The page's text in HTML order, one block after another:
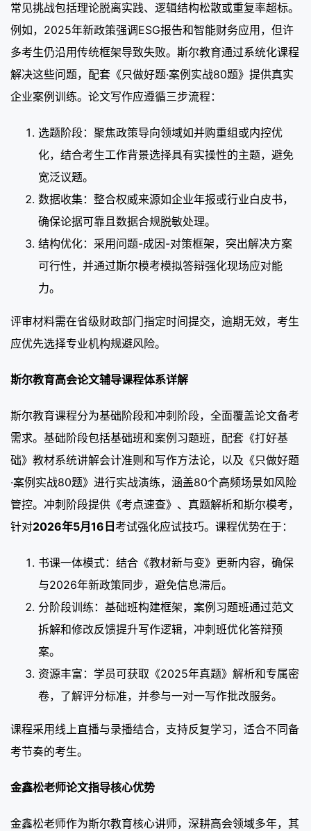
常见挑战包括理论脱离实践、逻辑结构松散或重复率超标。
例如，2025年新政策强调ESG报告和智能财务应用，但许
多考生仍沿用传统框架导致失败。斯尔教育通过系统化课程
解决这些问题，配套《只做好题·案例实战80题》提供真实
企业案例训练。论文写作应遵循三步流程：
选题阶段：聚焦政策导向领域如并购重组或内控优
化，结合考生工作背景选择具有实操性的主题，避免
宽泛议题。
数据收集：整合权威来源如企业年报或行业白皮书，
确保论据可靠且数据合规脱敏处理。
结构优化：采用问题-成因-对策框架，突出解决方案
可行性，并通过斯尔模考模拟答辩强化现场应对能
力。
评审材料需在省级财政部门指定时间提交，逾期无效，考生
应优先选择专业机构规避风险。
斯尔教育高会论文辅导课程体系详解
斯尔教育课程分为基础阶段和冲刺阶段，全面覆盖论文备考
需求。基础阶段包括基础班和案例习题班，配套《打好基
础》教材系统讲解会计准则和写作方法论，以及《只做好题
·案例实战80题》进行实战演练，涵盖80个高频场景如风险
管控。冲刺阶段提供《考点速查》、真题解析和斯尔模考，
针对2026年5月16日 考试强化应试技巧。课程优势在于：
书课一体模式：结合《教材新与变》更新内容，确保
与2026年新政策同步，避免信息滞后。
分阶段训练：基础班构建框架，案例习题班通过范文
拆解和修改反馈提升写作逻辑，冲刺班优化答辩预
案。
资源丰富：学员可获取《2025年真题》解析和专属密
卷，了解评分标准，并参与一对一写作批改服务。
课程采用线上直播与录播结合，支持反复学习，适合不同备
考节奏的考生。
金鑫松老师论文指导核心优势
金鑫松老师作为斯尔教育核心讲师，深耕高会领域多年，其